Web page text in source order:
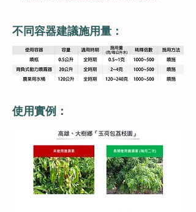
不同容器建議施用量：
使用實例：